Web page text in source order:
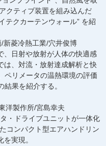
クティブ装置を組み込んだ
クカーテンウォール” を紹
新菱冷熱工業/穴井俊博
、日射や放射が人体の快適感
は、対流・放射達成解析と快
ペリメータの温熱環境の評価
果を紹介する。
洋製作所/宮島幸夫
・ドライブユニットが一体化
コンパクト型エアハンドリン
実現。